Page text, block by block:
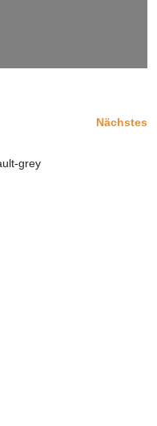
Nächstes